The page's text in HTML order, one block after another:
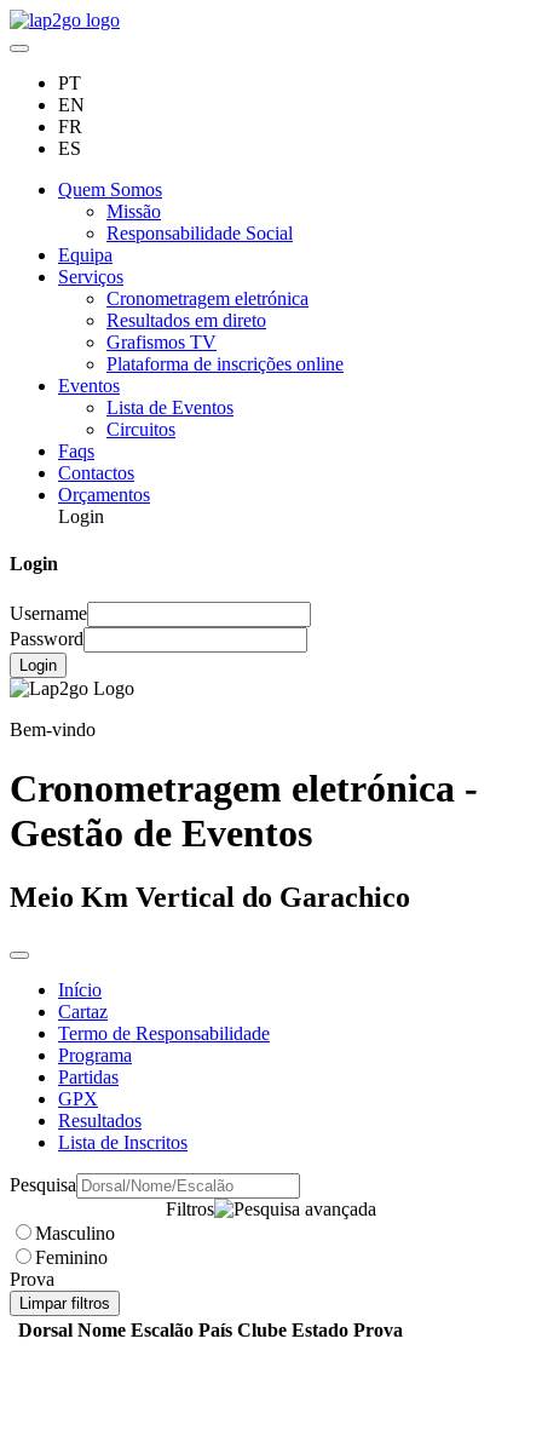
PT
EN
FR
ES
Quem Somos
Missão
Responsabilidade Social
Equipa
Serviços
Cronometragem eletrónica
Resultados em direto
Grafismos TV
Plataforma de inscrições online
Eventos
Lista de Eventos
Circuitos
Faqs
Contactos
Orçamentos
Login
Login
Username
Password
Login
Bem-vindo
Cronometragem eletrónica -
Gestão de Eventos
Meio Km Vertical do Garachico
Início
Cartaz
Termo de Responsabilidade
Programa
Partidas
GPX
Resultados
Lista de Inscritos
Pesquisa
Filtros
Masculino
Feminino
Prova
Limpar filtros
Dorsal Nome Escalão País Clube Estado Prova